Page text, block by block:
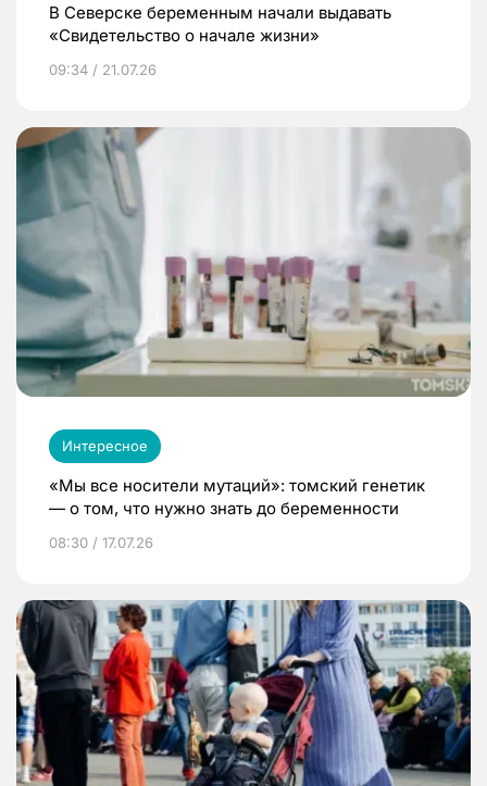
В Северске беременным начали выдавать
«Свидетельство о начале жизни»
09:34 / 21.07.26
Интересное
«Мы все носители мутаций»: томский генетик
— о том, что нужно знать до беременности
08:30 / 17.07.26